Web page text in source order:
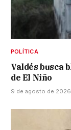
POLÍTICA
Valdés busca
de El Niño
9 de agosto de 2026